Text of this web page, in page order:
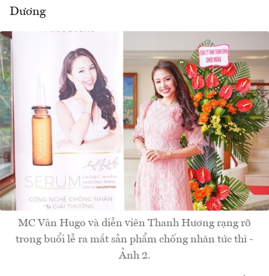
Dương
MC Vân Hugo và diễn viên Thanh Hương rạng rỡ
trong buổi lễ ra mắt sản phẩm chống nhăn tức thì -
Ảnh 2.